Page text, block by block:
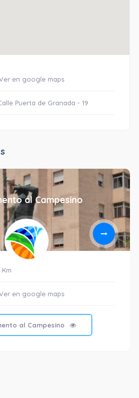
en google maps
Puerta de Granada - 19
al Campesino
Km
en google maps
al Campesino